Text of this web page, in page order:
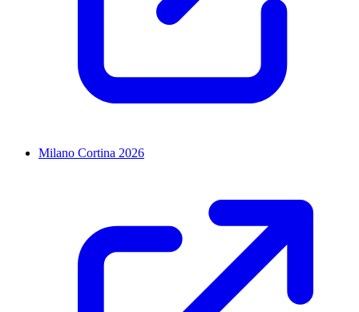
Milano Cortina 2026